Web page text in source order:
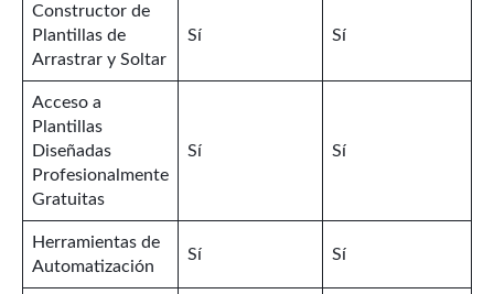
Constructor de
Plantillas de
Arrastrar y Soltar
Sí Sí
Acceso a
Plantillas
Diseñadas
Profesionalmente
Gratuitas
Sí Sí
Herramientas de
Automatización
Sí Sí